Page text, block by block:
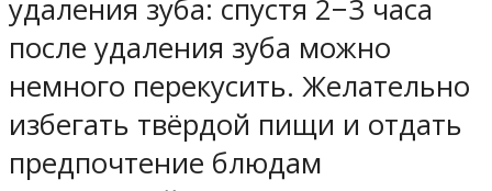
удаления зуба: спустя 2−3 часа
после удаления зуба можно
немного перекусить. Желательно
избегать твёрдой пищи и отдать
предпочтение блюдам